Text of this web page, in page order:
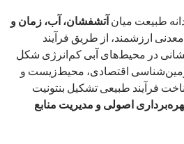
طبیعت میان آتشفشان، آب، زمان و
ارزشمند، از طریق فرآیند
در محیط‌های آبی کم‌انرژی شکل
اقتصادی، محیط‌زیست و
فرآیند طبیعی تشکیل بنتونیت
اصولی و مدیریت منابع